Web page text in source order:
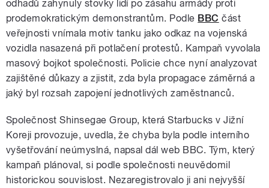
odhadů zahynuly stovky lidí po zásahu armády proti
prodemokratickým demonstrantům. Podle BBC část
veřejnosti vnímala motiv tanku jako odkaz na vojenská
vozidla nasazená při potlačení protestů. Kampaň vyvolala
masový bojkot společnosti. Policie chce nyní analyzovat
zajištěné důkazy a zjistit, zda byla propagace záměrná a
jaký byl rozsah zapojení jednotlivých zaměstnanců.
Společnost Shinsegae Group, která Starbucks v Jižní
Koreji provozuje, uvedla, že chyba byla podle interního
vyšetřování neúmyslná, napsal dál web BBC. Tým, který
kampaň plánoval, si podle společnosti neuvědomil
historickou souvislost. Nezaregistrovalo ji ani nejvyšší